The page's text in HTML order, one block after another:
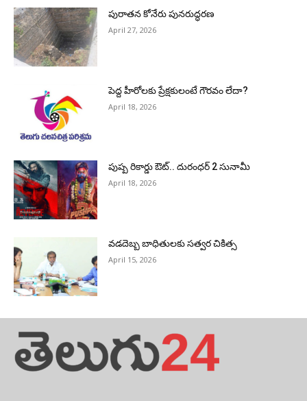
పురాత‌న కోనేరు పున‌రుద్ధ‌ర‌ణ
April 27, 2026
పెద్ద హీరోల‌కు ప్రేక్ష‌కులంటే గౌర‌వం లేదా?
April 18, 2026
పుష్ప రికార్డు ఔట్‌.. దురంధ‌ర్ 2 సునామీ
April 18, 2026
వడదెబ్బ బాధితులకు సత్వర చికిత్స
April 15, 2026